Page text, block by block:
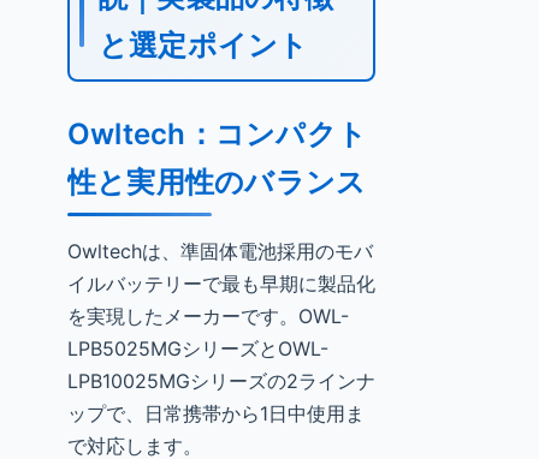
と選定ポイント
Owltech：コンパクト
性と実用性のバランス
Owltechは、準固体電池採用のモバ
イルバッテリーで最も早期に製品化
を実現したメーカーです。OWL-
LPB5025MGシリーズとOWL-
LPB10025MGシリーズの2ラインナ
ップで、日常携帯から1日中使用ま
で対応します。